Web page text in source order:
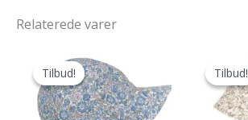
Relaterede varer
Tilbud!
Tilbud! Tilbud!
Tilbud!